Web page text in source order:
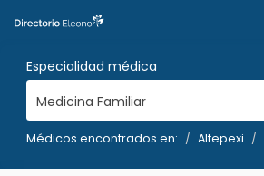
Especialidad médica
Medicina Familiar
Médicos encontrados en: Altepexi